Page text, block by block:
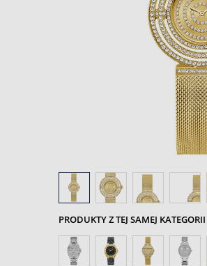
PRODUKTY Z TEJ SAMEJ KATEGORII